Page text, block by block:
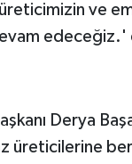
ve
edeceğiz.'
Derya
üreticilerine